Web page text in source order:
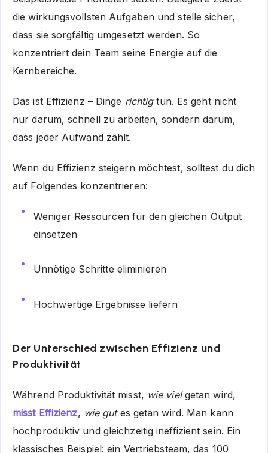
die wirkungsvollsten Aufgaben und stelle sicher,
dass sie sorgfältig umgesetzt werden. So
konzentriert dein Team seine Energie auf die
Kernbereiche.
Das ist Effizienz – Dinge richtigtun. Es geht nicht
nur darum, schnell zu arbeiten, sondern darum,
dass jeder Aufwand zählt.
Wenn du Effizienz steigern möchtest, solltest du dich
auf Folgendes konzentrieren:
Weniger Ressourcen für den gleichen Output
einsetzen
Unnötige Schritte eliminieren
Hochwertige Ergebnisse liefern
Der Unterschied zwischen Effizienz und
Produktivität
Während Produktivität misst, wie vielgetan wird,
misst Effizienz, wie gutes getan wird. Man kann
hochproduktiv und gleichzeitig ineffizient sein. Ein
klassisches Beispiel: ein Vertriebsteam, das 100